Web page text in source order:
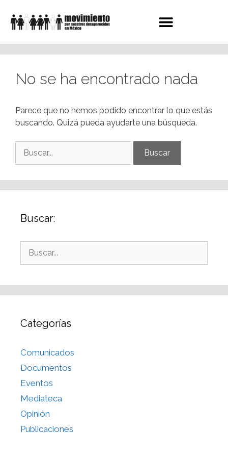
No se ha encontrado nada
Parece que no hemos podido encontrar lo que estás
buscando. Quizá pueda ayudarte una búsqueda.
Buscar:
Categorías
Comunicados
Documentos
Eventos
Mediateca
Opinión
Publicaciones